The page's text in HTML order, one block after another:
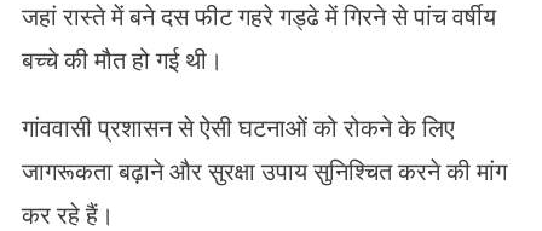
जहां रास्ते में बने दस फीट गहरे गड्ढे में गिरने से पांच वर्षीय
बच्चे की मौत हो गई थी।
गांववासी प्रशासन से ऐसी घटनाओं को रोकने के लिए
जागरूकता बढ़ाने और सुरक्षा उपाय सुनिश्चित करने की मांग
कर रहे हैं।